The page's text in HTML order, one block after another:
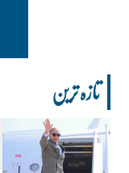
تازہ ترین